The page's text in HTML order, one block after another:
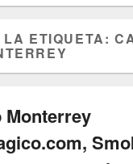
LA ETIQUETA:
Monterrey